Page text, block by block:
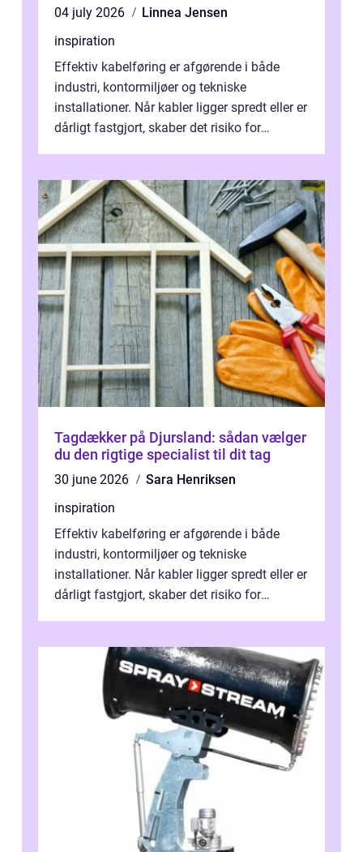
04 july 2026
Linnea Jensen
inspiration
Effektiv kabelføring er afgørende i både
industri, kontormiljøer og tekniske
installationer. Når kabler ligger spredt eller er
dårligt fastgjort, skaber det risiko for
Tagdækker på Djursland: sådan vælger
du den rigtige specialist til dit tag
30 june 2026
Sara Henriksen
inspiration
Effektiv kabelføring er afgørende i både
industri, kontormiljøer og tekniske
installationer. Når kabler ligger spredt eller er
dårligt fastgjort, skaber det risiko for